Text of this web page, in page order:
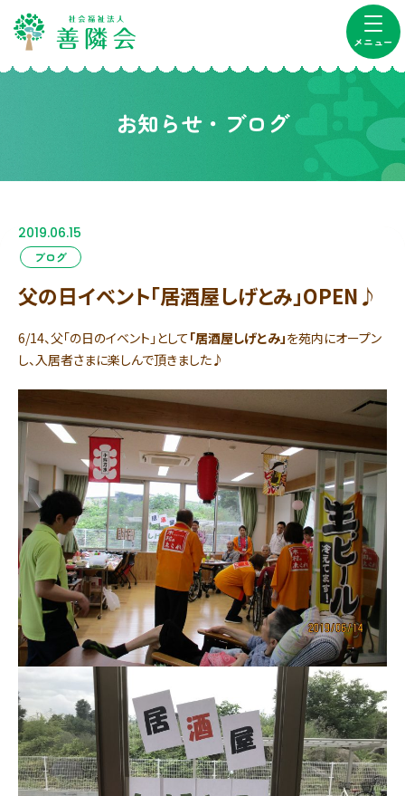
メニュー
お知らせ・ブログ
2019.06.15
ブログ
父の日イベント「居酒屋しげとみ」OPEN♪
6/14、父「の日のイベント」として 「居酒屋しげとみ」を苑内にオープン
し、入居者さまに楽しんで頂きました♪